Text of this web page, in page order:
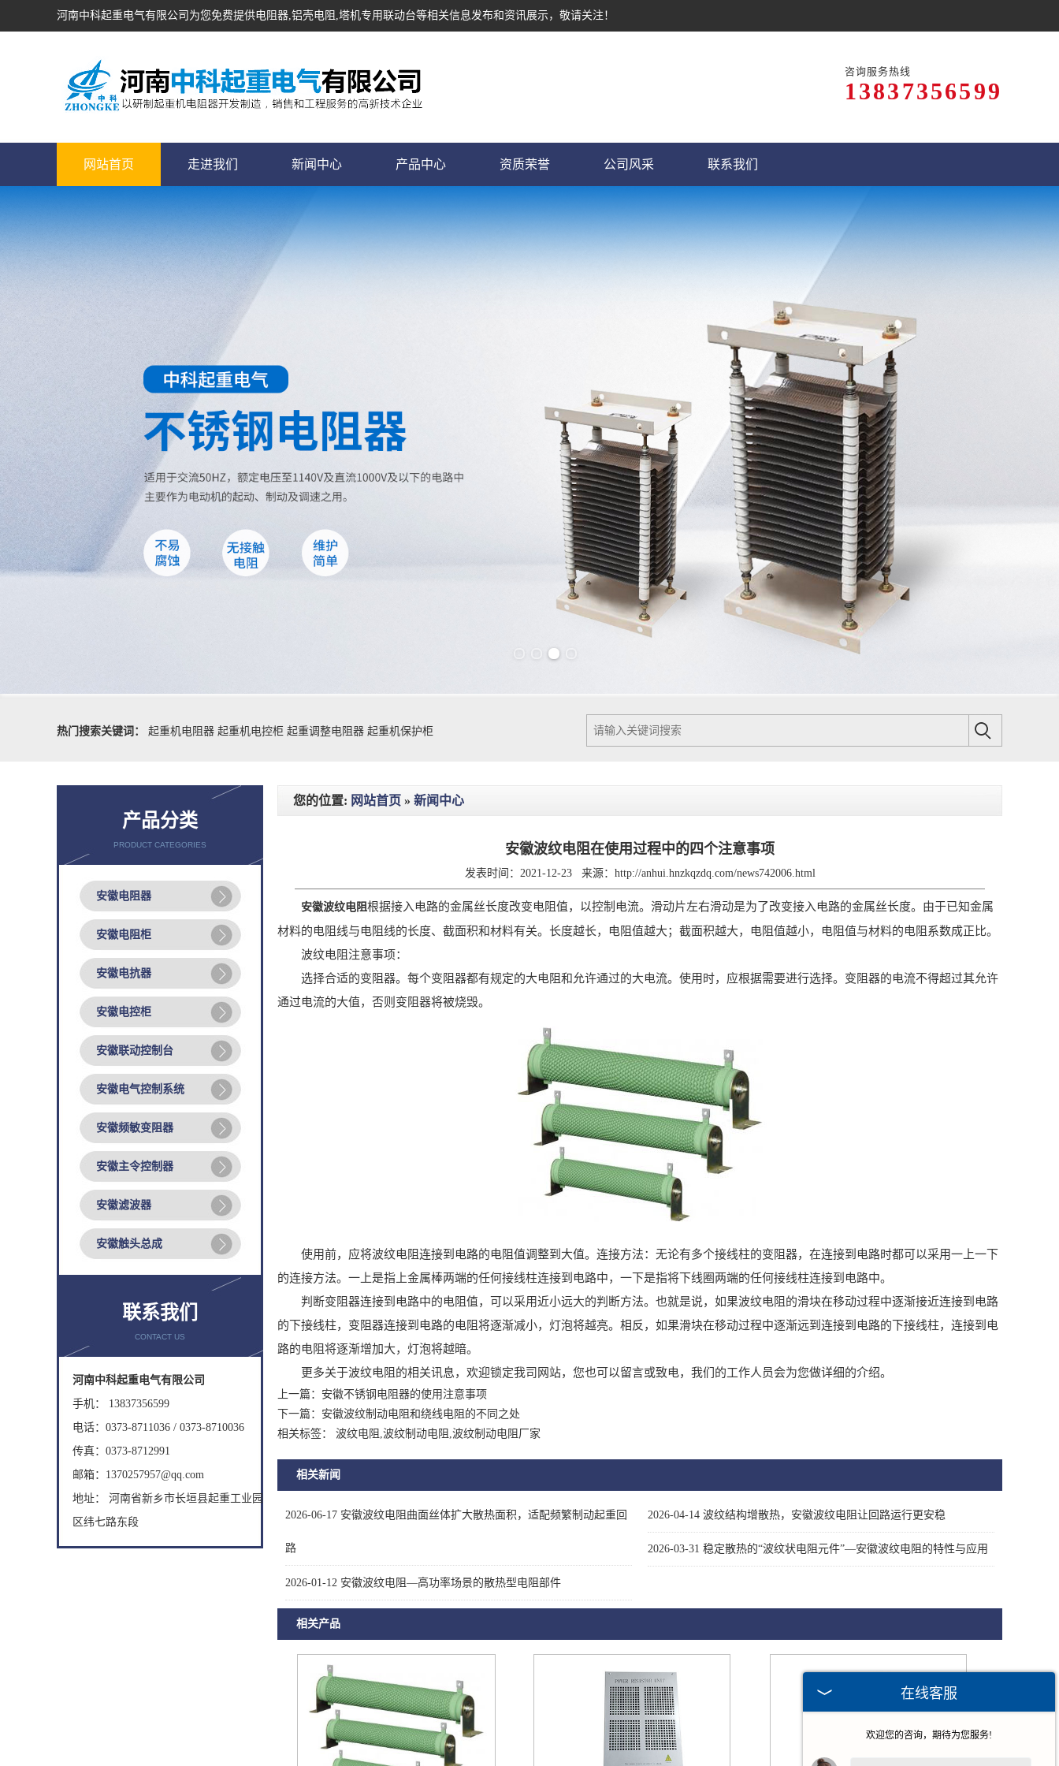
河南中科起重电气有限公司为您免费提供电阻器,铝壳电阻,塔机专用联动台等相关信息发布和资讯展示，敬请关注！
咨询服务热线
13837356599
网站首页 走进我们 新闻中心 产品中心 资质荣誉 公司风采 联系我们
热门搜索关键词：
起重机电阻器 起重机电控柜 起重调整电阻器 起重机保护柜
产品分类
PRODUCT CATEGORIES
安徽电阻器
安徽电阻柜
安徽电抗器
安徽电控柜
安徽联动控制台
安徽电气控制系统
安徽频敏变阻器
安徽主令控制器
安徽滤波器
安徽触头总成
联系我们
CONTACT US
河南中科起重电气有限公司
手机： 13837356599
电话：0373-8711036 / 0373-8710036
传真：0373-8712991
邮箱：1370257957@qq.com
地址： 河南省新乡市长垣县起重工业园
区纬七路东段
您的位置: 网站首页 » 新闻中心
安徽波纹电阻在使用过程中的四个注意事项
发表时间：2021-12-23 来源： http://anhui.hnzkqzdq.com/news742006.html
安徽波纹电阻根据接入电路的金属丝长度改变电阻值，以控制电流。滑动片左右滑动是为了改变接入电路的金属丝长度。由于已知金属
材料的电阻线与电阻线的长度、截面积和材料有关。长度越长，电阻值越大；截面积越大，电阻值越小，电阻值与材料的电阻系数成正比。
波纹电阻注意事项：
选择合适的变阻器。每个变阻器都有规定的大电阻和允许通过的大电流。使用时，应根据需要进行选择。变阻器的电流不得超过其允许
通过电流的大值，否则变阻器将被烧毁。
使用前，应将波纹电阻连接到电路的电阻值调整到大值。连接方法：无论有多个接线柱的变阻器，在连接到电路时都可以采用一上一下
的连接方法。一上是指上金属棒两端的任何接线柱连接到电路中，一下是指将下线圈两端的任何接线柱连接到电路中。
判断变阻器连接到电路中的电阻值，可以采用近小远大的判断方法。也就是说，如果波纹电阻的滑块在移动过程中逐渐接近连接到电路
的下接线柱，变阻器连接到电路的电阻将逐渐减小，灯泡将越亮。相反，如果滑块在移动过程中逐渐远到连接到电路的下接线柱，连接到电
路的电阻将逐渐增加大，灯泡将越暗。
更多关于波纹电阻的相关讯息，欢迎锁定我司网站，您也可以留言或致电，我们的工作人员会为您做详细的介绍。
上一篇： 安徽不锈钢电阻器的使用注意事项
下一篇： 安徽波纹制动电阻和绕线电阻的不同之处
相关标签： 波纹电阻,波纹制动电阻,波纹制动电阻厂家
相关新闻
2026-06-17 安徽波纹电阻曲面丝体扩大散热面积，适配频繁制动起重回
路
2026-04-14 波纹结构增散热，安徽波纹电阻让回路运行更安稳
2026-03-31 稳定散热的“波纹状电阻元件”—安徽波纹电阻的特性与应用
2026-01-12 安徽波纹电阻—高功率场景的散热型电阻部件
相关产品
在线客服
欢迎您的咨询，期待为您服务!